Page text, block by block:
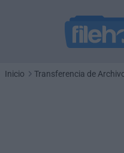
Inicio Transferencia de